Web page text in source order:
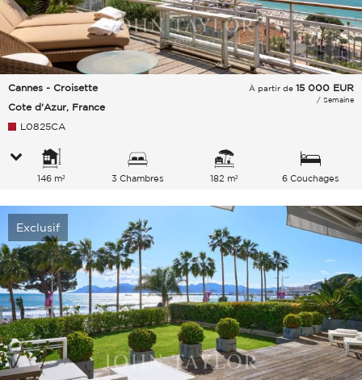
Cannes - Croisette
Cote d'Azur, France
À partir de 15 000 EUR
/ Semaine
L0825CA
146 m² 3 Chambres 182 m² 6 Couchages
Exclusif